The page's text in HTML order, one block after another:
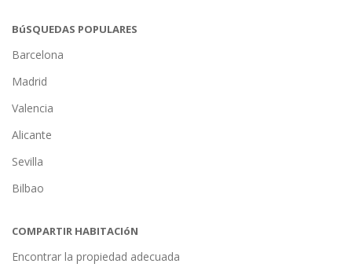
BúSQUEDAS POPULARES
Barcelona
Madrid
Valencia
Alicante
Sevilla
Bilbao
COMPARTIR HABITACIóN
Encontrar la propiedad adecuada